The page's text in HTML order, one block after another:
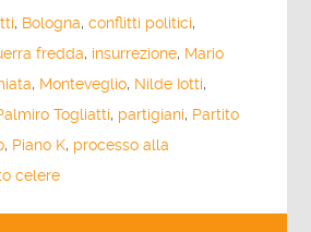
, Bologna,conflitti politici,
fredda, insurrezione, Mario
, Monteveglio, Nilde Iotti,
Togliatti, partigiani, Partito
, Piano K, processo alla
celere